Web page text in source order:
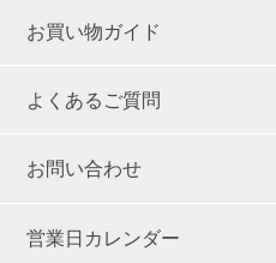
お買い物ガイド
よくあるご質問
お問い合わせ
営業日カレンダー